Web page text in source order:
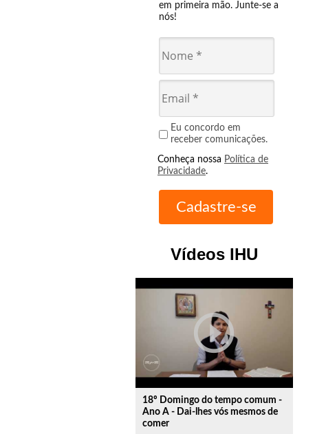
em primeira mão. Junte-se a
nós!
Eu concordo em
receber comunicações.
Conheça nossa Política de
Privacidade.
Vídeos IHU
play_circle_outline
18º Domingo do tempo comum -
Ano A - Dai-lhes vós mesmos de
comer